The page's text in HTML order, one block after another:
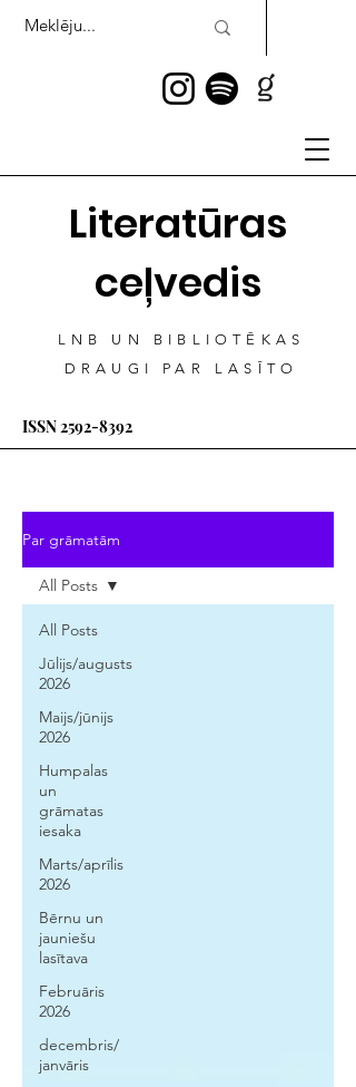
Literatūras
ceļvedis
LNB UN BIBLIOTĒKAS
DRAUGI PAR LASĪTO
ISSN2592-8392
Par grāmatām
All Posts
Jūlijs/augusts
2026
Maijs/jūnijs
2026
Humpalas
un
grāmatas
iesaka
Marts/aprīlis
2026
Bērnu un
jauniešu
lasītava
Februāris
2026
decembris/
janvāris
All Posts